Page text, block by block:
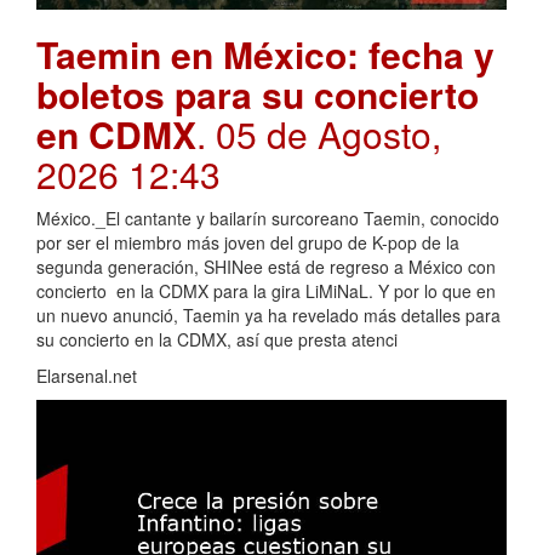
Taemin en México: fecha y
boletos para su concierto
en CDMX. 05 de Agosto,
2026 12:43
México._El cantante y bailarín surcoreano Taemin, conocido
por ser el miembro más joven del grupo de K-pop de la
segunda generación, SHINee está de regreso a México con
concierto en la CDMX para la gira LiMiNaL. Y por lo que en
un nuevo anunció, Taemin ya ha revelado más detalles para
su concierto en la CDMX, así que presta atenci
Elarsenal.net